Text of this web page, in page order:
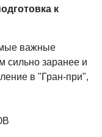
к
важные
сильно заранее и
в "Гран-при",